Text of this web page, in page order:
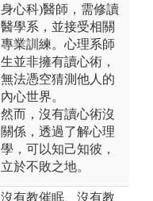
身心科)醫師，需修讀
醫學系，並接受相關
專業訓練。心理系師
生並非擁有讀心術，
無法憑空猜測他人的
內心世界。
然而，沒有讀心術沒
關係，透過了解心理
學，可以知己知彼，
立於不敗之地。
沒有教催眠、沒有教